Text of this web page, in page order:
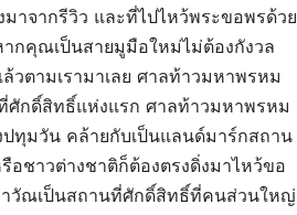
าจากรีวิว และที่ไปไหว้พระขอพรด้วย
ากคุณเป็นสายมูมือใหม่ไม่ต้องกังวล
วตามเรามาเลย ศาลท้าวมหาพรหม
ศักดิ์สิทธิ์แห่งแรก ศาลท้าวมหาพรหม
ปทุมวัน คล้ายกับเป็นแลนด์มาร์กสถาน
ชาวต่างชาติก็ต้องตรงดิ่งมาไหว้ขอ
วัณเป็นสถานที่ศักดิ์สิทธิ์ที่คนส่วนใหญ่